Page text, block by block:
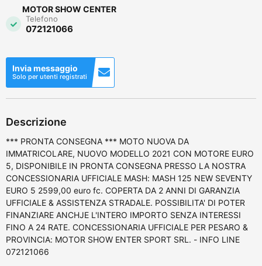
MOTOR SHOW CENTER
Telefono
072121066
Invia messaggio
Solo per utenti registrati
Descrizione
*** PRONTA CONSEGNA *** MOTO NUOVA DA
IMMATRICOLARE, NUOVO MODELLO 2021 CON MOTORE EURO
5, DISPONIBILE IN PRONTA CONSEGNA PRESSO LA NOSTRA
CONCESSIONARIA UFFICIALE MASH: MASH 125 NEW SEVENTY
EURO 5 2599,00 euro fc. COPERTA DA 2 ANNI DI GARANZIA
UFFICIALE & ASSISTENZA STRADALE. POSSIBILITA' DI POTER
FINANZIARE ANCHJE L'INTERO IMPORTO SENZA INTERESSI
FINO A 24 RATE. CONCESSIONARIA UFFICIALE PER PESARO &
PROVINCIA: MOTOR SHOW ENTER SPORT SRL. - INFO LINE
072121066